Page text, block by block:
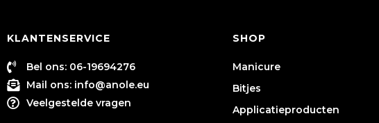
KLANTENSERVICE
Bel ons: 06-19694276
Mail ons: info@anole.eu
Veelgestelde vragen
SHOP
Manicure
Bitjes
Applicatieproducten